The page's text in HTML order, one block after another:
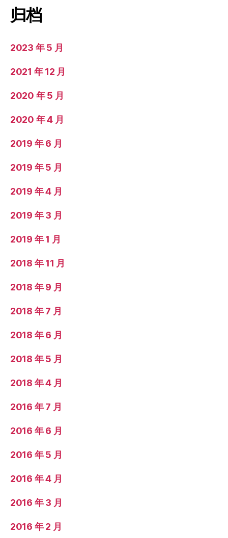
归档
2023 年 5 月
2021 年 12 月
2020 年 5 月
2020 年 4 月
2019 年 6 月
2019 年 5 月
2019 年 4 月
2019 年 3 月
2019 年 1 月
2018 年 11 月
2018 年 9 月
2018 年 7 月
2018 年 6 月
2018 年 5 月
2018 年 4 月
2016 年 7 月
2016 年 6 月
2016 年 5 月
2016 年 4 月
2016 年 3 月
2016 年 2 月